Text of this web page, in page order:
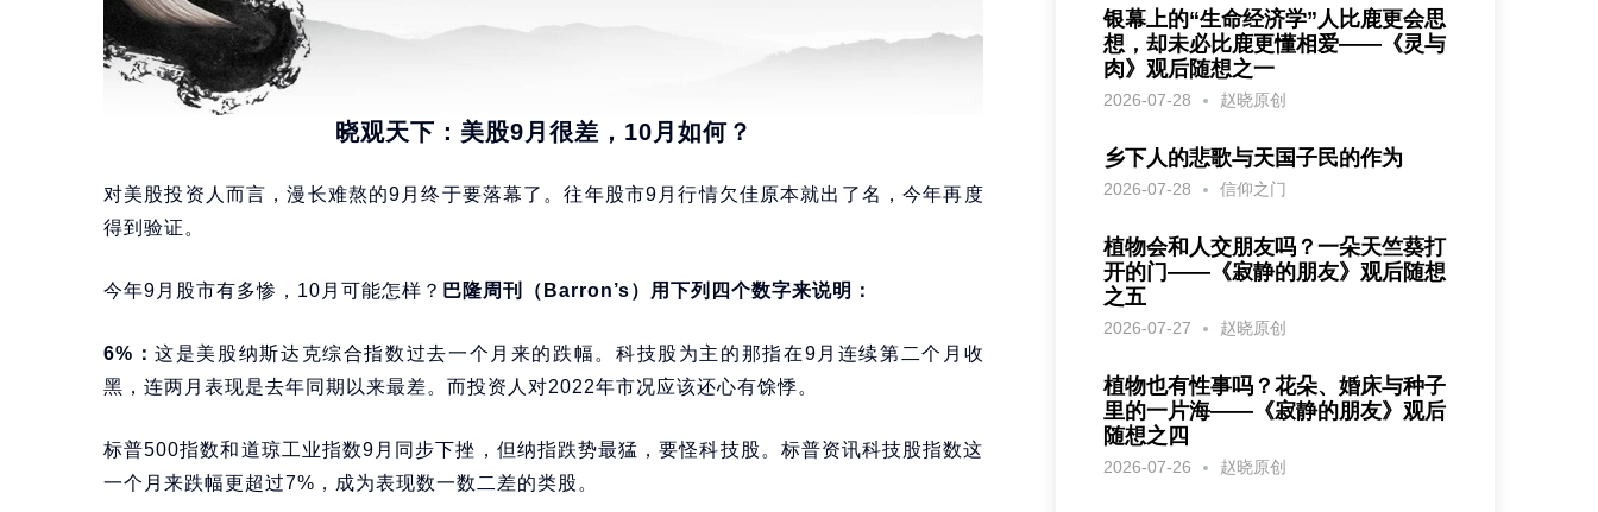
晓观天下：美股9月很差，10月如何？
对美股投资人而言，漫长难熬的9月终于要落幕了。往年股市9月行情欠佳原本就出了名，今年再度
得到验证。
今年9月股市有多惨，10月可能怎样？ 巴隆周刊（Barron’s）用下列四个数字来说明：
6%：这是美股纳斯达克综合指数过去一个月来的跌幅。科技股为主的那指在9月连续第二个月收
黑，连两月表现是去年同期以来最差。而投资人对2022年市况应该还心有馀悸。
标普500指数和道琼工业指数9月同步下挫，但纳指跌势最猛，要怪科技股。标普资讯科技股指数这
一个月来跌幅更超过7%，成为表现数一数二差的类股。
银幕上的“生命经济学”人比鹿更会思
想，却未必比鹿更懂相爱——《灵与
肉》观后随想之一
2026-07-28 赵晓原创
乡下人的悲歌与天国子民的作为
2026-07-28 信仰之门
植物会和人交朋友吗？一朵天竺葵打
开的门——《寂静的朋友》观后随想
之五
2026-07-27 赵晓原创
植物也有性事吗？花朵、婚床与种子
里的一片海——《寂静的朋友》观后
随想之四
2026-07-26 赵晓原创